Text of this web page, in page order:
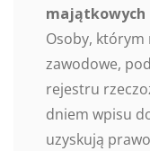
majątkowych
Osoby,
zawodowe,
rejestru
dniem wpisu
uzyskują